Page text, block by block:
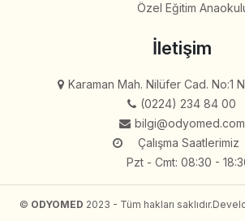
İletişim
bilgi@odyomed.com
Çalışma Saatlerimiz
Pzt - Cmt: 08:30 - 18:30